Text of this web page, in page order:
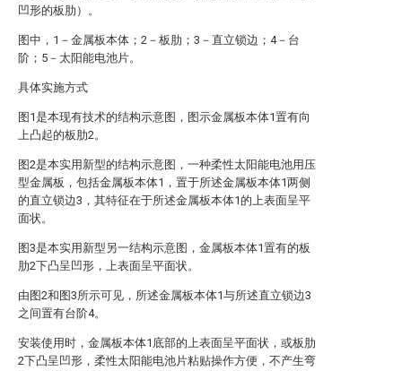
凹形的板肋）。
图中，1－金属板本体；2－板肋；3－直立锁边；4－台
阶；5－太阳能电池片。
具体实施方式
图1是本现有技术的结构示意图，图示金属板本体1置有向
上凸起的板肋2。
图2是本实用新型的结构示意图，一种柔性太阳能电池用压
型金属板，包括金属板本体1，置于所述金属板本体1两侧
的直立锁边3，其特征在于所述金属板本体1的上表面呈平
面状。
图3是本实用新型另一结构示意图，金属板本体1置有的板
肋2下凸呈凹形，上表面呈平面状。
由图2和图3所示可见，所述金属板本体1与所述直立锁边3
之间置有台阶4。
安装使用时，金属板本体1底部的上表面呈平面状，或板肋
2下凸呈凹形，柔性太阳能电池片粘贴操作方便，不产生弯